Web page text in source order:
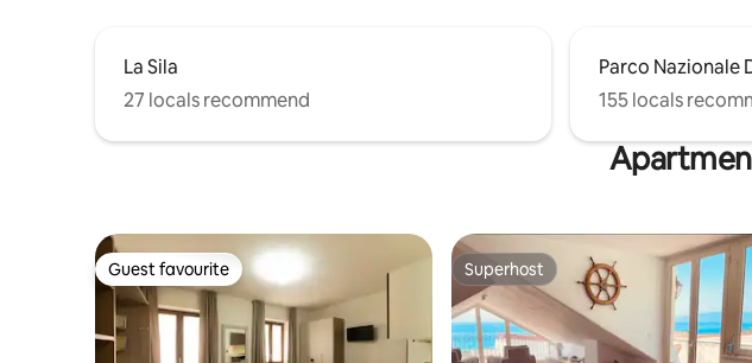
La Sila
27 locals recommend
Parco Nazionale
155 locals
Guest favourite
Guest favourite Superhost
Superhost